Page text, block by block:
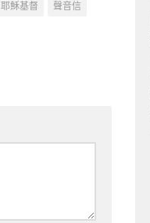
耶穌基督
聲音信